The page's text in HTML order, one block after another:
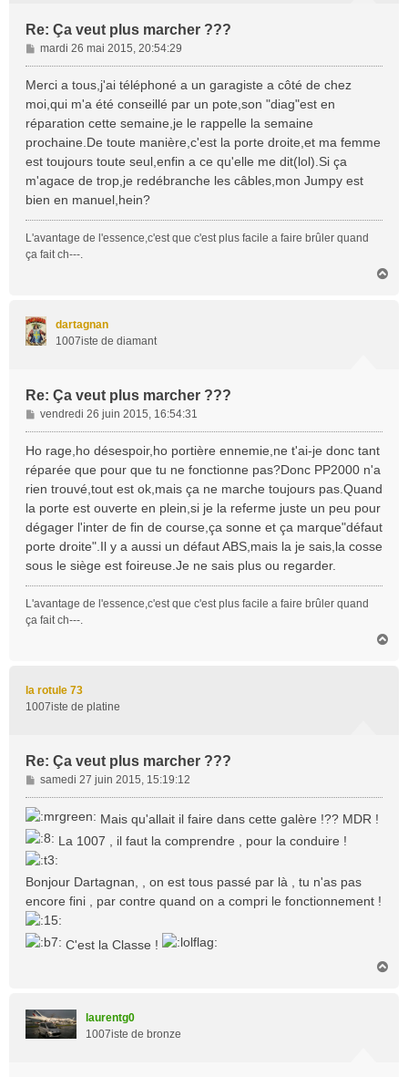
Re: Ça veut plus marcher ???
M
e
a
g
e
mardi 26 mai 2015, 20:54:29
Merci a tous,j'ai téléphoné a un garagiste a côté de chez
moi,qui m'a été conseillé par un pote,son "diag"est en
réparation cette semaine,je le rappelle la semaine
prochaine.De toute manière,c'est la porte droite,et ma femme
est toujours toute seul,enfin a ce qu'elle me dit(lol).Si ça
m'agace de trop,je redébranche les câbles,mon Jumpy est
bien en manuel,hein?
L'avantage de l'essence,c'est que c'est plus facile a faire brûler quand
ça fait ch---.
dartagnan
1007iste de diamant
Re: Ça veut plus marcher ???
M
e
a
g
e
vendredi 26 juin 2015, 16:54:31
Ho rage,ho désespoir,ho portière ennemie,ne t'ai-je donc tant
réparée que pour que tu ne fonctionne pas?Donc PP2000 n'a
rien trouvé,tout est ok,mais ça ne marche toujours pas.Quand
la porte est ouverte en plein,si je la referme juste un peu pour
dégager l'inter de fin de course,ça sonne et ça marque"défaut
porte droite".Il y a aussi un défaut ABS,mais la je sais,la cosse
sous le siège est foireuse.Je ne sais plus ou regarder.
L'avantage de l'essence,c'est que c'est plus facile a faire brûler quand
ça fait ch---.
la rotule 73
1007iste de platine
Re: Ça veut plus marcher ???
M
e
s
s
a
g
samedi 27 juin 2015, 15:19:12
Mais qu'allait il faire dans cette galère !?? MDR !
La 1007 , il faut la comprendre , pour la conduire !
Bonjour Dartagnan, , on est tous passé par là , tu n'as pas
encore fini , par contre quand on a compri le fonctionnement !
C'est la Classe !
laurentg0
1007iste de bronze